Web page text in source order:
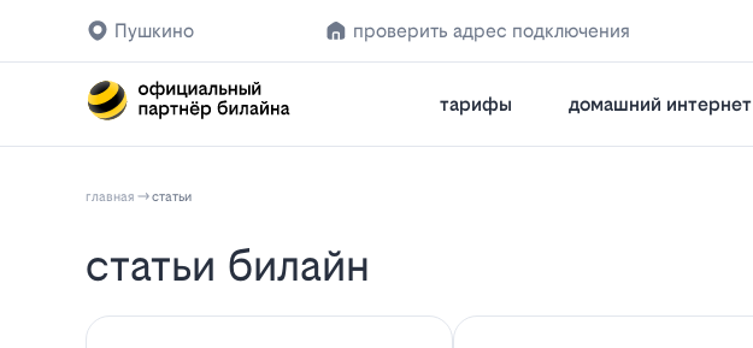
Пушкино проверить адрес подключения
тарифы домашний интернет
главная статьи
статьи билайн